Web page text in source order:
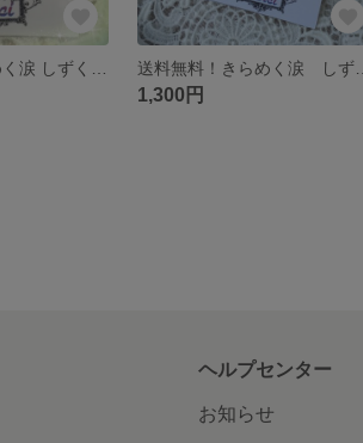
1,300円
ヘルプセンター
お知らせ